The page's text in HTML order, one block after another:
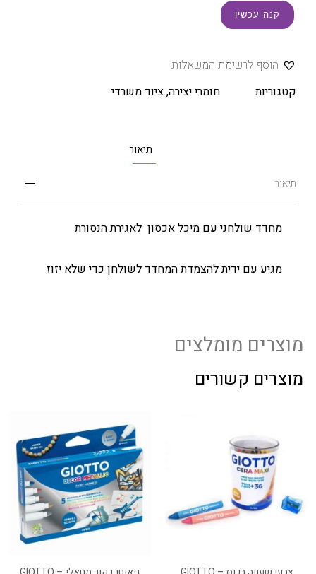
קנה עכשיו
הוסף לרשימת המשאלות
קטגוריות
חומרי יצירה,ציוד משרדי
תיאור
תיאור
מחדד שולחני עם מיכל אכסון לאגירת הנסורת
מגיע עם ידית להצמדת המחדד לשולחן כדי שלא יזוז
מוצרים מומלצים
מוצרים קשורים